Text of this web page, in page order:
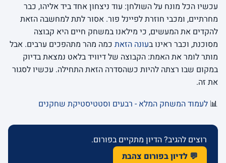
עכשיו הכל מונח על השולחן: עוד ניצחון אחד ביד אליהו, כבר
מחרתיים, ומכבי חוזרת לפיינל פור. אסור לתת למחשבה הזאת
להקדים את המעשים, כי מילאנו במשחק חיים היא קבוצה
מסוכנת, וכבר ראינו בעונה הזאת כמה מהר מתהפכים ערבים. אבל
מותר לומר את האמת: הקבוצה של דיוויד בלאט נמצאת בדיוק
במקום שבו רצתה להיות כשהסדרה הזאת התחילה. עכשיו לסגור
את זה.
📊 לעמוד המשחק המלא - רבעים וסטטיסטיקת שחקנים
רוצים להגיב? הדיון מתקיים בפורום.
💬 לדיון בפורום צהבת